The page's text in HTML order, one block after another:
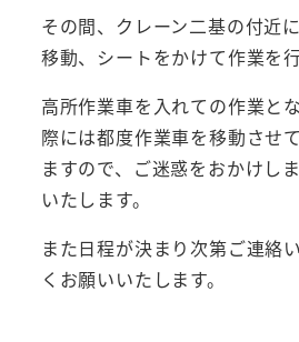
その間、クレーン二基の付近
移動、シートをかけて作業を行
高所作業車を入れての作業と
際には都度作業車を移動させ
ますので、ご迷惑をおかけし
いたします。
また日程が決まり次第ご連絡
くお願いいたします。